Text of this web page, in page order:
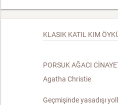
KLASIK KATIL KIM
PORSUK AĞACI
Agatha Christie
Geçmişinde yasadışı